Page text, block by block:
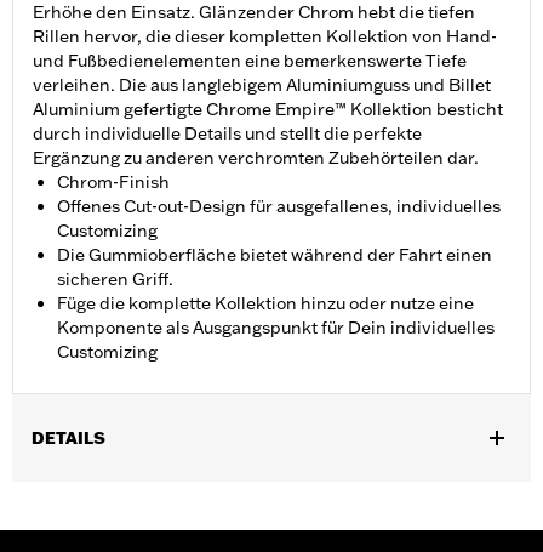
Erhöhe den Einsatz. Glänzender Chrom hebt die tiefen
Rillen hervor, die dieser kompletten Kollektion von Hand-
und Fußbedienelementen eine bemerkenswerte Tiefe
verleihen. Die aus langlebigem Aluminiumguss und Billet
Aluminium gefertigte Chrome Empire™ Kollektion besticht
durch individuelle Details und stellt die perfekte
Ergänzung zu anderen verchromten Zubehörteilen dar.
Chrom-Finish
Offenes Cut-out-Design für ausgefallenes, individuelles
Customizing
Die Gummioberfläche bietet während der Fahrt einen
sicheren Griff.
Füge die komplette Kollektion hinzu oder nutze eine
Komponente als Ausgangspunkt für Dein individuelles
Customizing
DETAILS